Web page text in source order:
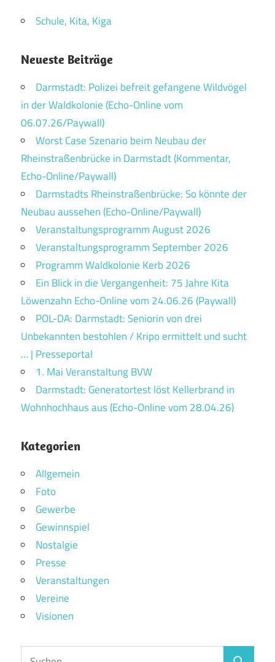
Schule, Kita, Kiga
Neueste Beiträge
Darmstadt: Polizei befreit gefangene Wildvögel
in der Waldkolonie (Echo-Online vom
06.07.26/Paywall)
Worst Case Szenario beim Neubau der
Rheinstraßenbrücke in Darmstadt (Kommentar,
Echo-Online/Paywall)
Darmstadts Rheinstraßenbrücke: So könnte der
Neubau aussehen (Echo-Online/Paywall)
Veranstaltungsprogramm August 2026
Veranstaltungsprogramm September 2026
Programm Waldkolonie Kerb 2026
Ein Blick in die Vergangenheit: 75 Jahre Kita
Löwenzahn Echo-Online vom 24.06.26 (Paywall)
POL-DA: Darmstadt: Seniorin von drei
Unbekannten bestohlen / Kripo ermittelt und sucht
… | Presseportal
1. Mai Veranstaltung BVW
Darmstadt: Generatortest löst Kellerbrand in
Wohnhochhaus aus (Echo-Online vom 28.04.26)
Kategorien
Allgemein
Foto
Gewerbe
Gewinnspiel
Nostalgie
Presse
Veranstaltungen
Vereine
Visionen